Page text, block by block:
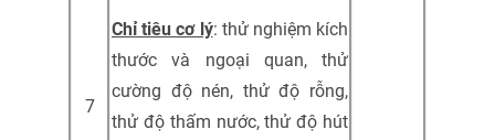
7
Chỉ tiêu cơ lý: thử nghiệm kích
thước và ngoại quan, thử
cường độ nén, thử độ rỗng,
thử độ thấm nước, thử độ hút